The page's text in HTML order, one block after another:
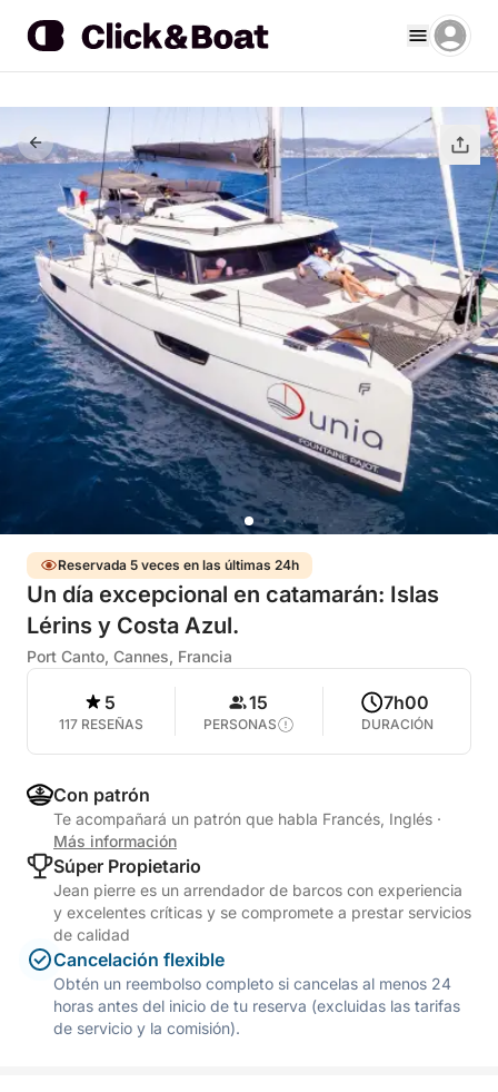
Reservada 5 veces en las últimas 24h
Un día excepcional en catamarán: Islas
Lérins y Costa Azul.
Port Canto, Cannes, Francia
5
117 RESEÑAS
15
PERSONAS
7h00
DURACIÓN
Con patrón
Te acompañará un patrón que habla Francés, Inglés ·
Más información
Súper Propietario
Jean pierre es un arrendador de barcos con experiencia
y excelentes críticas y se compromete a prestar servicios
de calidad
Cancelación flexible
Obtén un reembolso completo si cancelas al menos 24
horas antes del inicio de tu reserva (excluidas las tarifas
de servicio y la comisión).